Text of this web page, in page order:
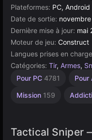
Plateformes: PC, Android
Date de sortie:
Dernière mise à jour: mai
Moteur de jeu: Construct
Langues prises en
Catégories: Tir, Armes,
Pour PC 4781 Pour
Mission 159
Bureau
Tactiques
Haute
3569
Simples
Navigateur
Construct
Tactical Sniper